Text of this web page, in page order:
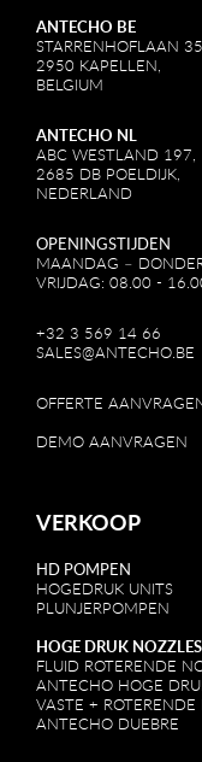
ANTECHO BE
STARRENHOFLAAN
2950 KAPELLEN,
BELGIUM
ANTECHO NL
ABC WESTLAND 197,
2685 DB POELDIJK,
NEDERLAND
OPENINGSTIJDEN
MAANDAG –
VRIJDAG: 08.00 -
+32 3 569 14 66
SALES@ANTECHO.BE
OFFERTE
DEMO AANVRAGEN
VERKOOP
HD POMPEN
HOGEDRUK UNITS
PLUNJERPOMPEN
HOGE DRUK NOZZLES
FLUID ROTERENDE
ANTECHO HOGE
VASTE + ROTERENDE
ANTECHO DUEBRE